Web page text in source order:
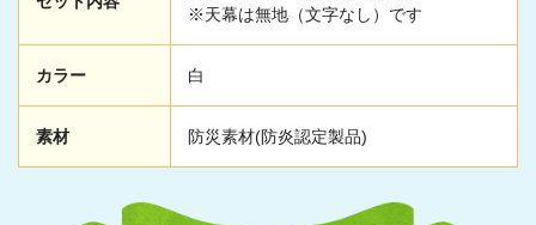
※天幕は無地（文字なし）です
カラー 白
素材 防災素材(防炎認定製品)